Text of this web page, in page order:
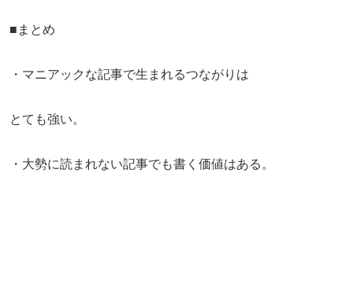
■まとめ
・マニアックな記事で生まれるつながりは
とても強い。
・大勢に読まれない記事でも書く価値はある。